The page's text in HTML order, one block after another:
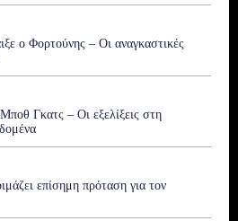
ο Φορτούνης – Οι αναγκαστικές
Γκατς – Οι εξελίξεις στη
επίσημη πρόταση για τον